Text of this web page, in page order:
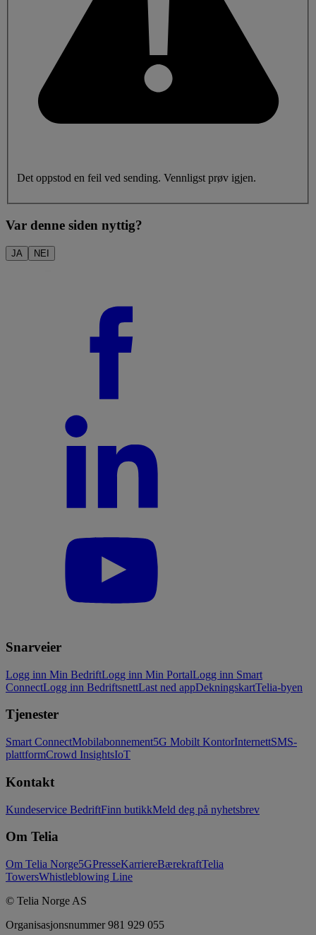
Det oppstod en feil ved sending. Vennligst prøv igjen.
Var denne siden nyttig?
JA NEI
Snarveier
Logg inn Min BedriftLogg inn Min PortalLogg inn Smart
ConnectLogg inn BedriftsnettLast ned appDekningskartTelia-byen
Tjenester
Smart ConnectMobilabonnement5G Mobilt KontorInternettSMS-
plattformCrowd InsightsIoT
Kontakt
Kundeservice BedriftFinn butikkMeld deg på nyhetsbrev
Om Telia
Om Telia Norge5GPresseKarriereBærekraftTelia
TowersWhistleblowing Line
© Telia Norge AS
Organisasjonsnummer 981 929 055